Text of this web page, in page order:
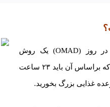
رژیم یک وعده غذایی در روز (OMAD) یک روش
روزه‌داری متناوب است که براساس آن باید ۲۳ ساعت
غذایی بزرگ بخورید.